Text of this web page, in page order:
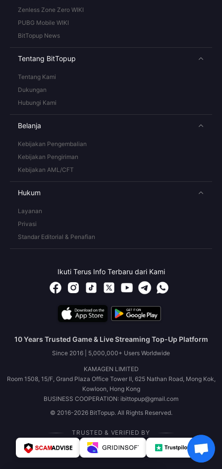
Zenless Zone Zero WIKI
PUBG Mobile WIKI
BitTopup News
Tentang BitTopup
Tentang Kami
Dukungan
Hubungi Kami
Belanja
Kebijakan Pengembalian
Kebijakan Pengiriman
Kebijakan AML/CFT
Hukum
Layanan
Privasi
Standar Editorial & Penafian
Ikuti Terus Info Terbaru dari Kami
10 Years Trusted Game & Live Streaming Top-Up Platform
Since 2016 | 5,000,000+ Users Worldwide
KAMAGEN LIMITED
Room 1508, 15/F, Grand Plaza Office Tower II, 625 Nathan Road, Mong Kok,
Kowloon, Hong Kong
BUSINESS COOPERATION: ibittopup@gmail.com
© 2016-2026 BitTopup. All Rights Reserved.
TRUSTED & VERIFIED BY